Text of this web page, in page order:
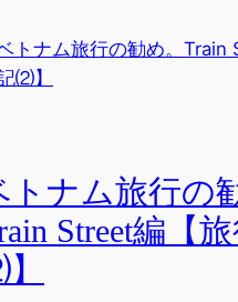
トナム旅行の
Street編【